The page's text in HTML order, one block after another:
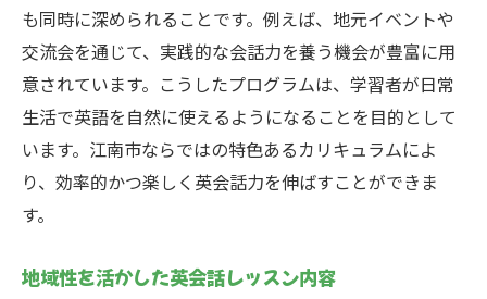
も同時に深められることです。例えば、地元イベントや
交流会を通じて、実践的な会話力を養う機会が豊富に用
意されています。こうしたプログラムは、学習者が日常
生活で英語を自然に使えるようになることを目的として
います。江南市ならではの特色あるカリキュラムによ
り、効率的かつ楽しく英会話力を伸ばすことができま
す。
地域性を活かした英会話レッスン内容